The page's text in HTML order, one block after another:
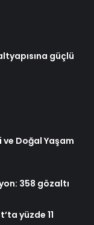
güçlü
ve Doğal Yaşam
358 gözaltı
yüzde 11